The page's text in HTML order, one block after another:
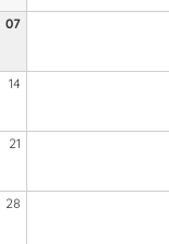
07
14
21
28